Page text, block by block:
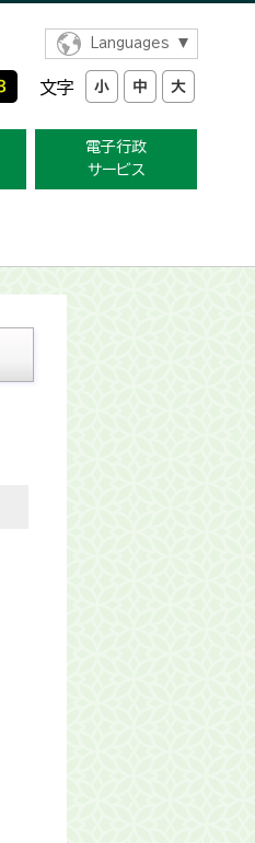
Languages
文字
電子行政
サービス